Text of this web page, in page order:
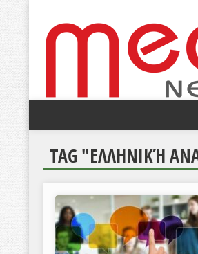
TAG "ΕΛΛΗΝΙΚΉ